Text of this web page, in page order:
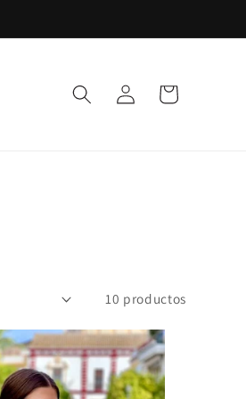
Iniciar
sesión
Carrito
10 productos